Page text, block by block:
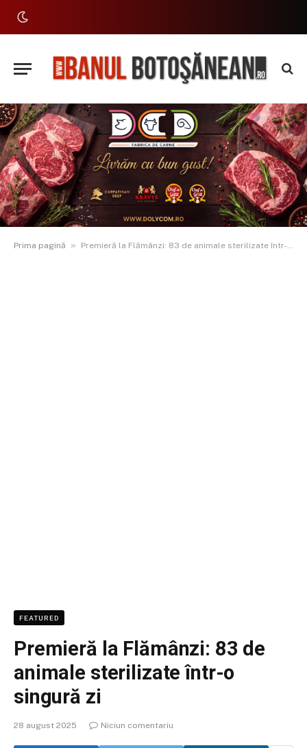
Prima pagină » Premieră la Flămânzi: 83 de animale sterilizate într-o singură zi
FEATURED
Premieră la Flămânzi: 83 de
animale sterilizate într-o
singură zi
28 august 2025 Niciun comentariu